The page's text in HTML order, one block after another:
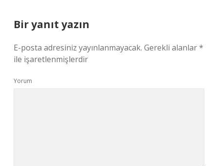
Bir yanıt yazın
E-posta adresiniz yayınlanmayacak. Gerekli alanlar*
ile işaretlenmişlerdir
Yorum